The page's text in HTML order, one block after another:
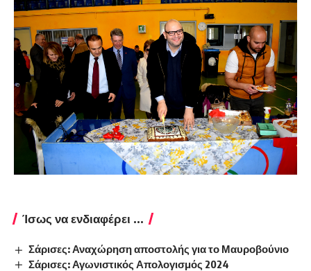
Ίσως να ενδιαφέρει ...
Σάρισες: Αναχώρηση αποστολής για το Μαυροβούνιο
Σάρισες: Αγωνιστικός Απολογισμός 2024